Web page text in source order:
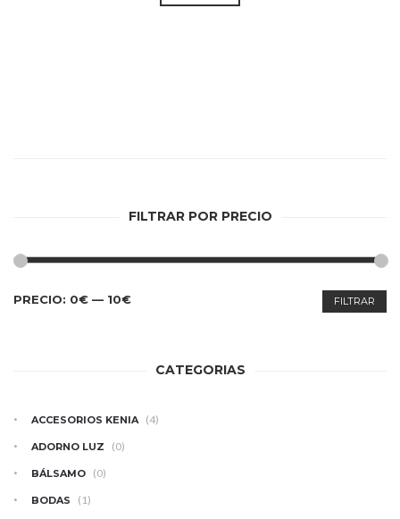
FILTRAR POR PRECIO
PRECIO
PRECIO
FILTRAR
PRECIO: 0€ — 10€
CATEGORIAS
ACCESORIOS KENIA (4)
ADORNO LUZ (0)
BÁLSAMO (0)
BODAS (1)